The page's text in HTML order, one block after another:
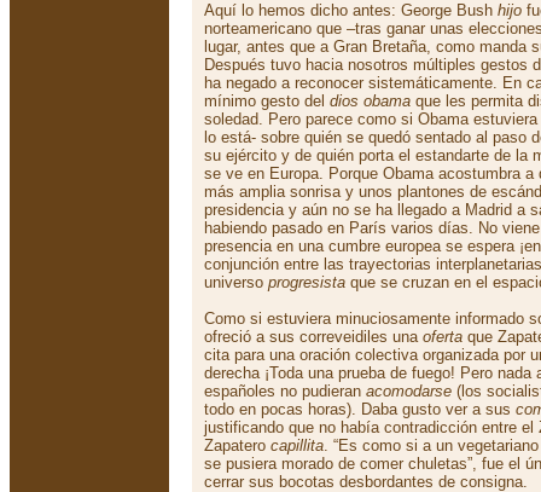
Aquí lo hemos dicho antes: George Bush hijo
norteamericano que –tras ganar unas
lugar, antes que a Gran Bretaña, como manda
Después tuvo hacia nosotros múltiples gestos
ha negado a reconocer sistemáticamente. En
mínimo gesto del dios obama que les permita
soledad. Pero parece como si Obama
lo está- sobre quién se quedó sentado al paso
su ejército y de quién porta el estandarte de la
se ve en Europa. Porque Obama acostumbra
más amplia sonrisa y unos plantones de
presidencia y aún no se ha llegado a Madrid a
habiendo pasado en París varios días. No
presencia en una cumbre europea se espera
conjunción entre las trayectorias
universo progresista que se cruzan en el
Como si estuviera minuciosamente informado
ofreció a sus correveidiles una oferta que
cita para una oración colectiva organizada por
derecha ¡Toda una prueba de fuego! Pero
españoles no pudieran acomodarse (los
todo en pocas horas). Daba gusto ver a sus
justificando que no había contradicción entre el
Zapatero capillita. “Es como si a un
se pusiera morado de comer chuletas”, fue el
cerrar sus bocotas desbordantes de consigna.